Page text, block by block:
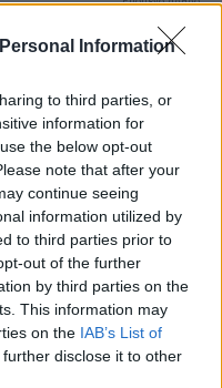
Information
to third parties, or
information for
the below opt-out
note that after your
continue seeing
information utilized by
to third parties prior to
out of the further
by third parties on the
This information may
on the IAB’s List of
disclose it to other
Μεταλλική καγκελόπορτα
καταπλάκωσε ένα 4χρονο παιδί